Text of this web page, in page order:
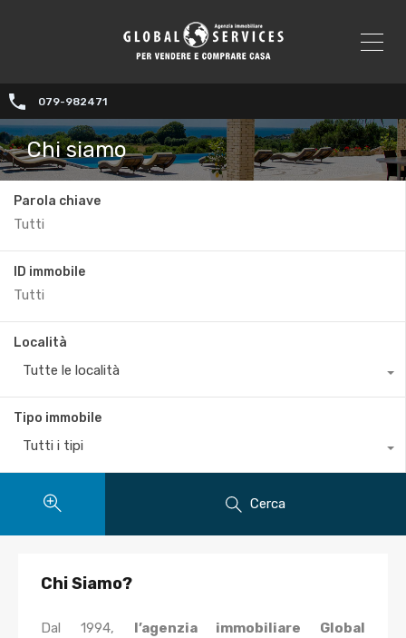
079-982471
Chi siamo
Parola chiave
ID immobile
Località
Tutte le località
Tipo immobile
Tutti i tipi
Cerca
Chi Siamo?
Dal 1994, l’agenzia immobiliare Global